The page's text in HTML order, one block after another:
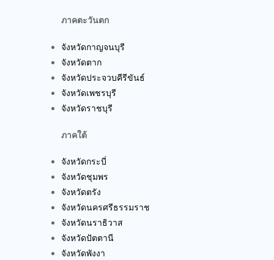
ภาคตะวันตก
จังหวัดกาญจนบุรี
จังหวัดตาก
จังหวัดประจวบคีรีขันธ์
จังหวัดเพชรบุรี
จังหวัดราชบุรี
ภาคใต้
จังหวัดกระบี่
จังหวัดชุมพร
จังหวัดตรัง
จังหวัดนครศรีธรรมราช
จังหวัดนราธิวาส
จังหวัดปัตตานี
จังหวัดพังงา